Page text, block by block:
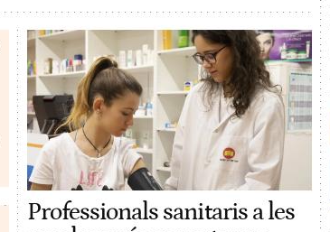
Professionals sanitaris a les